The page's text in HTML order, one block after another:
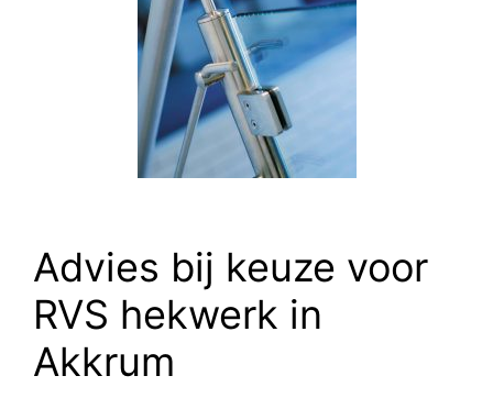
Advies bij keuze voor
RVS hekwerk in
Akkrum